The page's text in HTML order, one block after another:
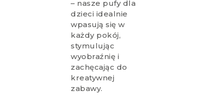
– nasze pufy dla
dzieci idealnie
wpasują się w
każdy pokój,
stymulując
wyobraźnię i
zachęcając do
kreatywnej
zabawy.